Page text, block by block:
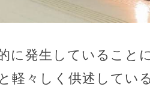
に発生していること
軽々しく供述してい